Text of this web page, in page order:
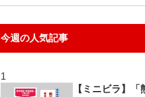
今週の人気記事
【ミニビラ】「